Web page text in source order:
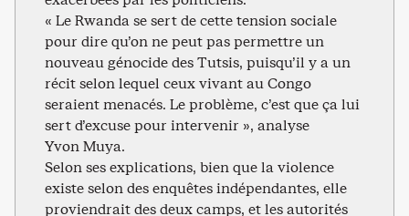
« Le Rwanda se sert de cette tension sociale
pour dire qu’on ne peut pas permettre un
nouveau génocide des Tutsis, puisqu’il y a un
récit selon lequel ceux vivant au Congo
seraient menacés. Le problème, c’est que ça lui
sert d’excuse pour intervenir », analyse
Yvon Muya.
Selon ses explications, bien que la violence
existe selon des enquêtes indépendantes, elle
proviendrait des deux camps, et les autorités